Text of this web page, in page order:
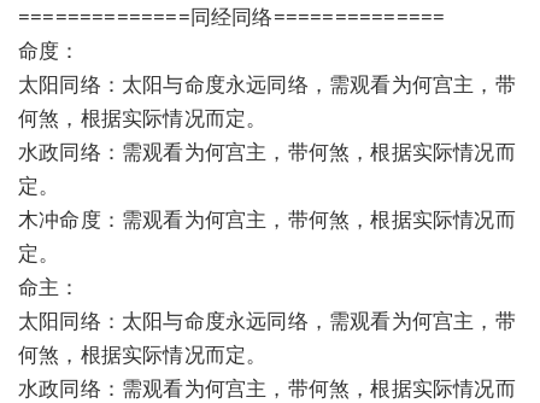
==============同经同络==============
命度：
太阳同络：太阳与命度永远同络，需观看为何宫主，带
何煞，根据实际情况而定。
水政同络：需观看为何宫主，带何煞，根据实际情况而
定。
木冲命度：需观看为何宫主，带何煞，根据实际情况而
定。
命主：
太阳同络：太阳与命度永远同络，需观看为何宫主，带
何煞，根据实际情况而定。
水政同络：需观看为何宫主，带何煞，根据实际情况而